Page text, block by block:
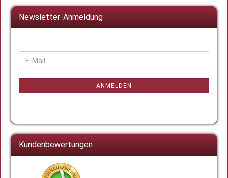
Newsletter-Anmeldung
WEITER
ZUR
NEWSLETTER-
E-
Mail
ANMELDEN
Kundenbewertungen